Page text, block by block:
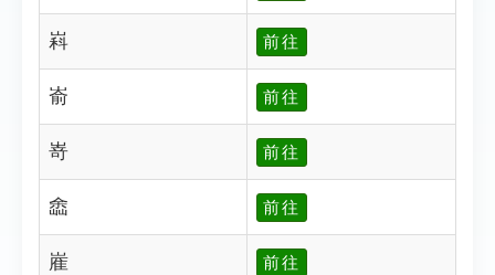
嵙 前往
嵛 前往
嵜 前往
嵞 前往
嵟 前往